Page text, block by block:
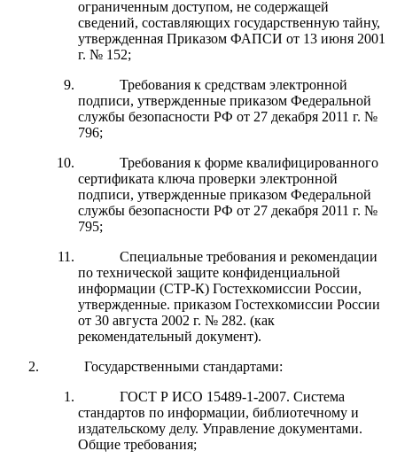
ограниченным доступом, не содержащей
сведений, составляющих государственную тайну,
утвержденная Приказом ФАПСИ от 13 июня 2001
г. № 152;
Требования к средствам электронной
подписи, утвержденные приказом Федеральной
службы безопасности РФ от 27 декабря 2011 г. №
796;
Требования к форме квалифицированного
сертификата ключа проверки электронной
подписи, утвержденные приказом Федеральной
службы безопасности РФ от 27 декабря 2011 г. №
795;
Специальные требования и рекомендации
по технической защите конфиденциальной
информации (СТР-К) Гостехкомиссии России,
утвержденные. приказом Гостехкомиссии России
от 30 августа 2002 г. № 282. (как
рекомендательный документ).
Государственными стандартами:
ГОСТ Р ИСО 15489-1-2007. Система
стандартов по информации, библиотечному и
издательскому делу. Управление документами.
Общие требования;